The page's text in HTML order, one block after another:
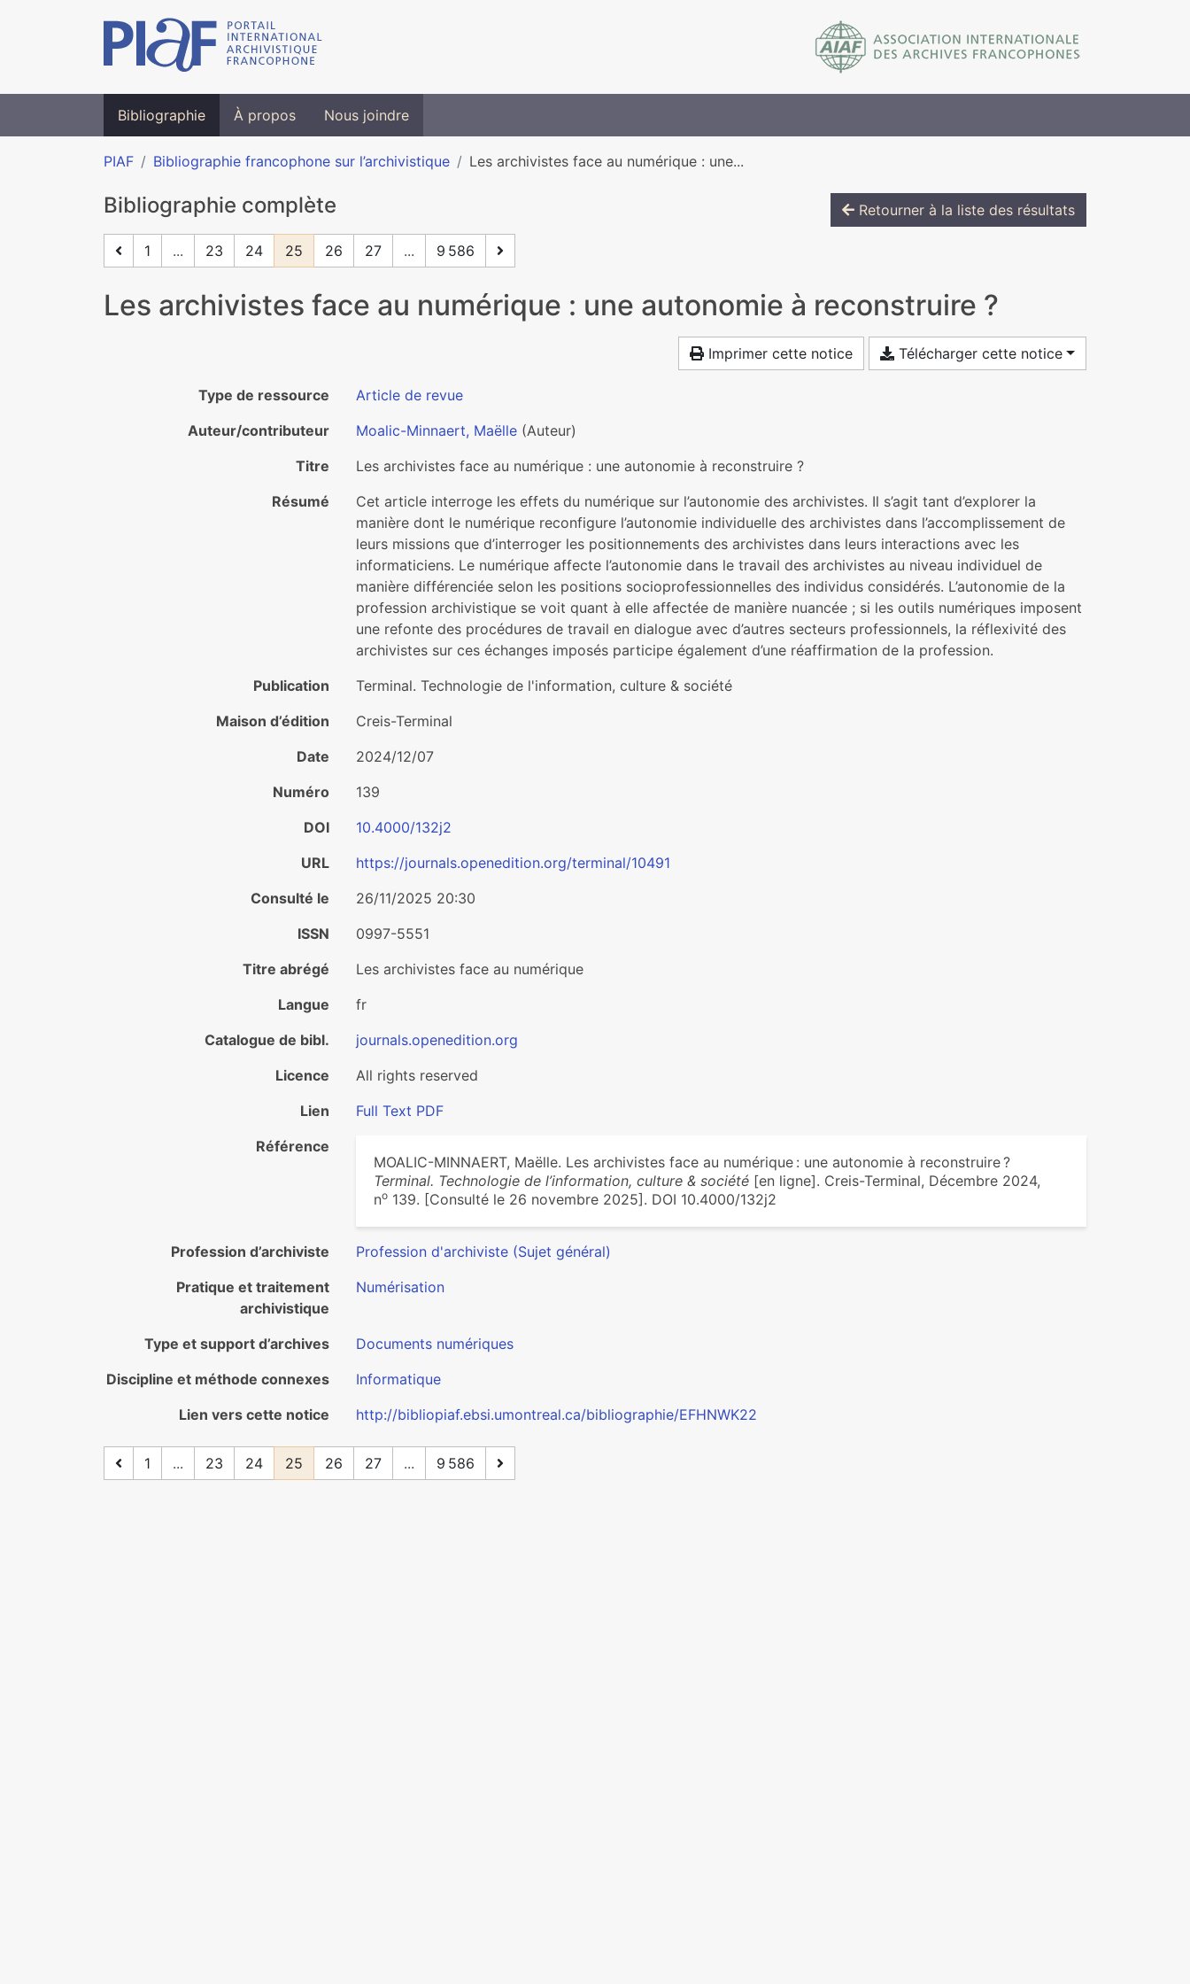
Bibliographie À propos Nous joindre
PIAF Bibliographie francophone sur l’archivistique Les archivistes face au numérique : une...
Bibliographie complète Retourner à la liste des résultats
1 ... 23 24 25 26 27 ... 9 586
Les archivistes face au numérique : une autonomie à reconstruire ?
Imprimer cette notice Télécharger cette notice
Type de ressource
Article de revue
Auteur/contributeur
Moalic-Minnaert, Maëlle (Auteur)
Titre
Les archivistes face au numérique : une autonomie à reconstruire ?
Résumé
Cet article interroge les effets du numérique sur l’autonomie des archivistes. Il s’agit tant d’explorer la
manière dont le numérique reconfigure l’autonomie individuelle des archivistes dans l’accomplissement de
leurs missions que d’interroger les positionnements des archivistes dans leurs interactions avec les
informaticiens. Le numérique affecte l’autonomie dans le travail des archivistes au niveau individuel de
manière différenciée selon les positions socioprofessionnelles des individus considérés. L’autonomie de la
profession archivistique se voit quant à elle affectée de manière nuancée ; si les outils numériques imposent
une refonte des procédures de travail en dialogue avec d’autres secteurs professionnels, la réflexivité des
archivistes sur ces échanges imposés participe également d’une réaffirmation de la profession.
Publication
Terminal. Technologie de l'information, culture & société
Maison d’édition
Creis-Terminal
Date
2024/12/07
Numéro
139
DOI
10.4000/132j2
URL
https://journals.openedition.org/terminal/10491
Consulté le
26/11/2025 20:30
ISSN
0997-5551
Titre abrégé
Les archivistes face au numérique
Langue
fr
Catalogue de bibl.
journals.openedition.org
Licence
All rights reserved
Lien
Full Text PDF
Référence
MOALIC-MINNAERT, Maëlle. Les archivistes face au numérique : une autonomie à reconstruire ?
Terminal. Technologie de l’information, culture & société [en ligne]. Creis-Terminal, Décembre 2024,
no 139. [Consulté le 26 novembre 2025]. DOI 10.4000/132j2
Profession d’archiviste
Profession d'archiviste (Sujet général)
Pratique et traitement
archivistique
Numérisation
Type et support d’archives
Documents numériques
Discipline et méthode connexes
Informatique
Lien vers cette notice
http://bibliopiaf.ebsi.umontreal.ca/bibliographie/EFHNWK22
1 ... 23 24 25 26 27 ... 9 586